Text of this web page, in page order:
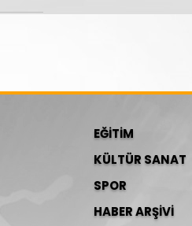
EĞİTİM
KÜLTÜR SANAT
SPOR
HABER ARŞİVİ